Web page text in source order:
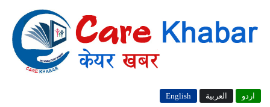
English اردو العربية